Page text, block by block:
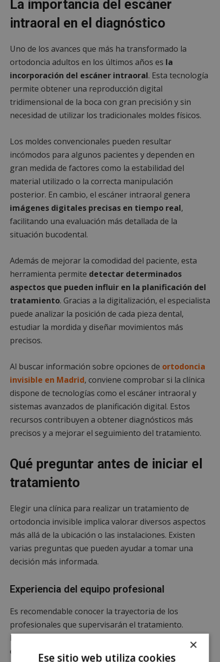
La importancia del escáner
intraoral en el diagnóstico
Uno de los avances que más ha transformado la
ortodoncia adultos en los últimos años es la
incorporación del escáner intraoral. Esta tecnología
permite obtener una reproducción digital
tridimensional de la boca con gran precisión y sin
necesidad de utilizar los tradicionales moldes físicos.
Los moldes convencionales pueden resultar
incómodos para algunos pacientes y dependen en
gran medida de factores como la estabilidad del
material utilizado o la correcta manipulación
posterior. En cambio, el escáner intraoral genera
imágenes digitales precisas en tiempo real,
facilitando una evaluación más detallada de la
situación bucodental.
Además de mejorar la comodidad del paciente, esta
herramienta permite detectar determinados
aspectos que pueden influir en la planificación del
tratamiento. Gracias a la digitalización, el especialista
puede analizar la posición de cada pieza dental,
estudiar la mordida y diseñar movimientos más
precisos.
Al buscar información sobre opciones de ortodoncia
invisible en Madrid, conviene comprobar si la clínica
dispone de tecnologías como el escáner intraoral y
sistemas avanzados de planificación digital. Estos
recursos contribuyen a obtener diagnósticos más
precisos y a mejorar el seguimiento del tratamiento.
Qué preguntar antes de iniciar el
tratamiento
Elegir una clínica para realizar un tratamiento de
ortodoncia invisible implica valorar diversos aspectos
más allá de la ubicación o las instalaciones. Existen
varias preguntas que pueden ayudar a tomar una
decisión más informada.
Experiencia del equipo profesional
Es recomendable conocer la trayectoria de los
profesionales que supervisarán el tratamiento.
Preguntar cuántos casos similares han tratado o cuál
es su experiencia específica en alineadores
×
Ese sitio web utiliza cookies